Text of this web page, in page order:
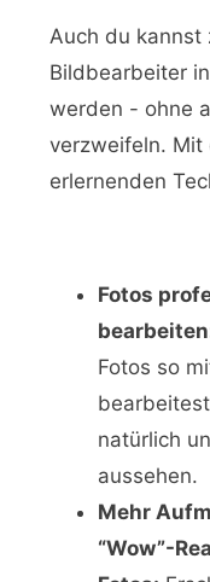
Auch du kannst
Bildbearbeiter
werden - ohne
verzweifeln. Mit
erlernenden
Fotos
Fotos so
natürlich
aussehen.
Mehr
“Wow”-